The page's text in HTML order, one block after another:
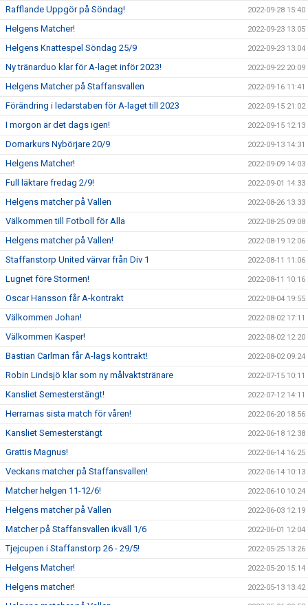
Rafflande Uppgör på Söndag! 2022-09-28 15:40
Helgens Matcher! 2022-09-23 13:05
Helgens Knattespel Söndag 25/9 2022-09-23 13:04
Ny tränarduo klar för A-laget inför 2023! 2022-09-22 20:09
Helgens Matcher på Staffansvallen 2022-09-16 11:41
Förändring i ledarstaben för A-laget till 2023 2022-09-15 21:02
I morgon är det dags igen! 2022-09-15 12:13
Domarkurs Nybörjare 20/9 2022-09-13 14:31
Helgens Matcher! 2022-09-09 14:03
Full läktare fredag 2/9! 2022-09-01 14:33
Helgens matcher på Vallen 2022-08-26 13:33
Välkommen till Fotboll för Alla 2022-08-25 09:08
Helgens matcher på Vallen! 2022-08-19 12:06
Staffanstorp United värvar från Div 1 2022-08-11 11:06
Lugnet före Stormen! 2022-08-11 10:16
Oscar Hansson får A-kontrakt 2022-08-04 19:55
Välkommen Johan! 2022-08-02 17:11
Välkommen Kasper! 2022-08-02 12:20
Bastian Carlman får A-lags kontrakt! 2022-08-02 09:24
Robin Lindsjö klar som ny målvaktstränare 2022-07-15 10:11
Kansliet Semesterstängt! 2022-07-12 14:11
Herrarnas sista match för våren! 2022-06-20 18:56
Kansliet Semesterstängt 2022-06-18 12:38
Grattis Magnus! 2022-06-14 16:25
Veckans matcher på Staffansvallen! 2022-06-14 10:13
Matcher helgen 11-12/6! 2022-06-10 10:24
Helgens matcher på Vallen 2022-06-03 12:19
Matcher på Staffansvallen ikväll 1/6 2022-06-01 12:04
Tjejcupen i Staffanstorp 26 - 29/5! 2022-05-25 13:26
Helgens Matcher! 2022-05-20 15:14
Helgens matcher! 2022-05-13 13:42